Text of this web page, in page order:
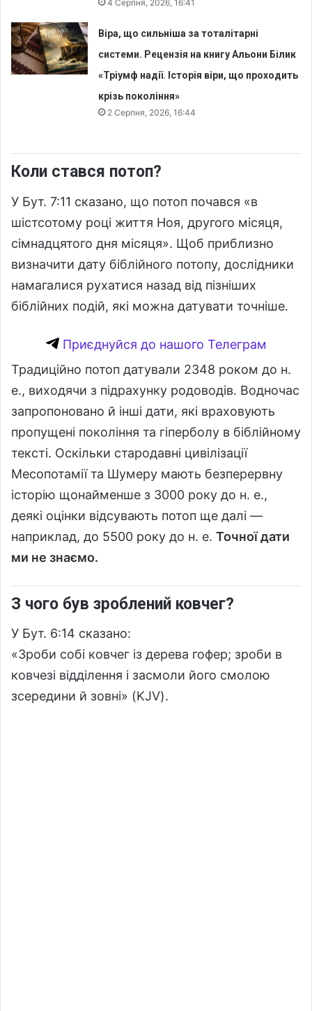
4 Серпня, 2026, 16:41
Віра, що сильніша за тоталітарні
системи. Рецензія на книгу Альони Білик
«Тріумф надії. Історія віри, що проходить
крізь покоління»
2 Серпня, 2026, 16:44
Коли стався потоп?
У Бут. 7:11 сказано, що потоп почався «в
шістсотому році життя Ноя, другого місяця,
сімнадцятого дня місяця». Щоб приблизно
визначити дату біблійного потопу, дослідники
намагалися рухатися назад від пізніших
біблійних подій, які можна датувати точніше.
Приєднуйся до нашого Телеграм
Традиційно потоп датували 2348 роком до н.
е., виходячи з підрахунку родоводів. Водночас
запропоновано й інші дати, які враховують
пропущені покоління та гіперболу в біблійному
тексті. Оскільки стародавні цивілізації
Месопотамії та Шумеру мають безперервну
історію щонайменше з 3000 року до н. е.,
деякі оцінки відсувають потоп ще далі —
наприклад, до 5500 року до н. е. Точної дати
ми не знаємо.
З чого був зроблений ковчег?
У Бут. 6:14 сказано:
«Зроби собі ковчег із дерева гофер; зроби в
ковчезі відділення і засмоли його смолою
зсередини й зовні» (KJV).